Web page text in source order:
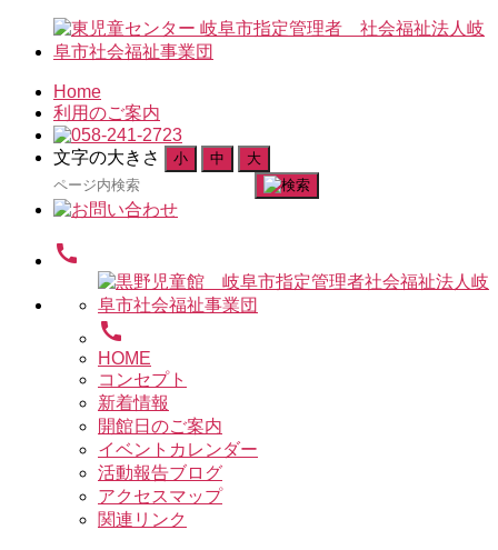
Home
利用のご案内
文字の大きさ 小 中 大
検
索
象:
call
call
HOME
コンセプト
新着情報
開館日のご案内
イベントカレンダー
活動報告ブログ
アクセスマップ
関連リンク